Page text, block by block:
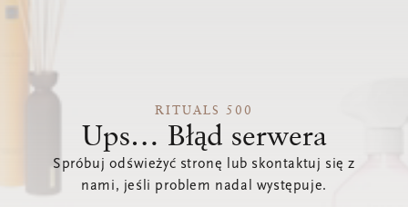
RITUALS 500
Ups… Błąd serwera
Spróbuj odświeżyć stronę lub skontaktuj się z
nami, jeśli problem nadal występuje.